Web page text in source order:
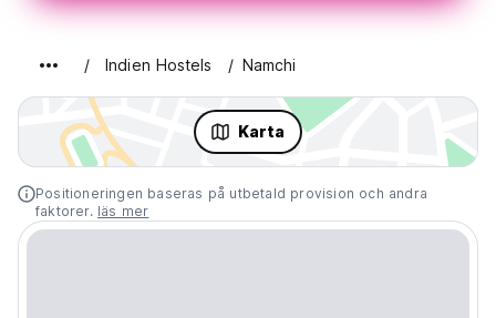
Indien Hostels Namchi
Karta
Positioneringen baseras på utbetald provision och andra
faktorer. läs mer